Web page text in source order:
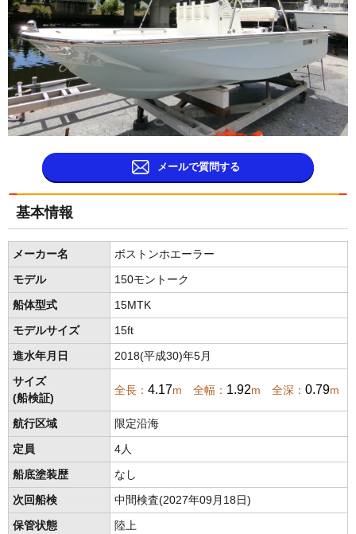
メールで質問する
基本情報
メーカー名 ボストンホエーラー
モデル 150モントーク
船体型式 15MTK
モデルサイズ 15ft
進水年月日 2018(平成30)年5月
サイズ
(船検証)
全長： 4.17m 全幅： 1.92m 全深： 0.79m
航行区域 限定沿海
定員 4人
船底塗装歴 なし
次回船検 中間検査(2027年09月18日)
保管状態 陸上